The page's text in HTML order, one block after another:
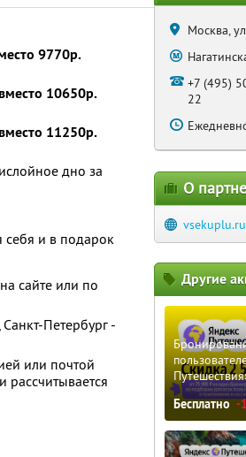
9770р.
10650р.
11250р.
дно за
себя и в подарок
сайте или по
Петербург -
или почтой
рассчитывается
Москва,
+7 (495)
22
О
vsekuplu.ru
Другие
Бесплатно -